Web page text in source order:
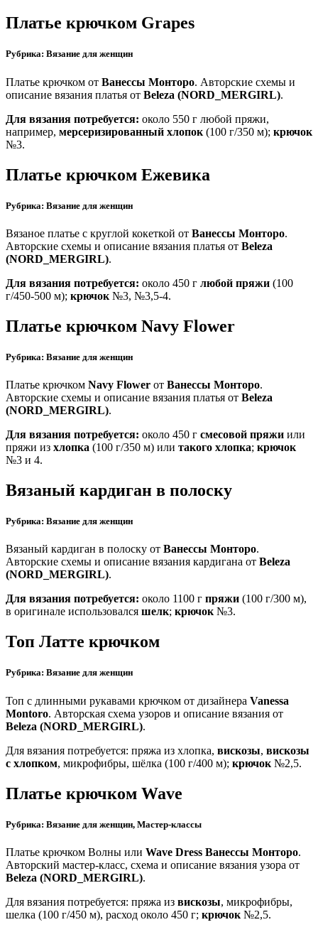
Платье крючком Grapes
Рубрика: Вязание для женщин
Платье крючком от Ванессы Монторо. Авторские схемы и
описание вязания платья от Beleza (NORD_MERGIRL).
Для вязания потребуется: около 550 г любой пряжи,
например, мерсеризированный хлопок (100 г/350 м); крючок
№3.
Платье крючком Ежевика
Рубрика: Вязание для женщин
Вязаное платье с круглой кокеткой от Ванессы Монторо.
Авторские схемы и описание вязания платья от Beleza
(NORD_MERGIRL).
Для вязания потребуется: около 450 г любой пряжи (100
г/450-500 м); крючок №3, №3,5-4.
Платье крючком Navy Flower
Рубрика: Вязание для женщин
Платье крючком Navy Flower от Ванессы Монторо.
Авторские схемы и описание вязания платья от Beleza
(NORD_MERGIRL).
Для вязания потребуется: около 450 г смесовой пряжи или
пряжи из хлопка (100 г/350 м) или такого хлопка; крючок
№3 и 4.
Вязаный кардиган в полоску
Рубрика: Вязание для женщин
Вязаный кардиган в полоску от Ванессы Монторо.
Авторские схемы и описание вязания кардигана от Beleza
(NORD_MERGIRL).
Для вязания потребуется: около 1100 г пряжи (100 г/300 м),
в оригинале использовался шелк; крючок№3.
Топ Латте крючком
Рубрика: Вязание для женщин
Топ с длинными рукавами крючком от дизайнера Vanessa
Montoro. Авторская схема узоров и описание вязания от
Beleza (NORD_MERGIRL).
Для вязания потребуется: пряжа из хлопка, вискозы, вискозы
с хлопком, микрофибры, шёлка (100 г/400 м); крючок №2,5.
Платье крючком Wave
Рубрика: Вязание для женщин, Мастер-классы
Платье крючком Волны или Wave Dress Ванессы Монторо.
Авторский мастер-класс, схема и описание вязания узора от
Beleza (NORD_MERGIRL).
Для вязания потребуется: пряжа из вискозы, микрофибры,
шелка (100 г/450 м), расход около 450 г; крючок №2,5.